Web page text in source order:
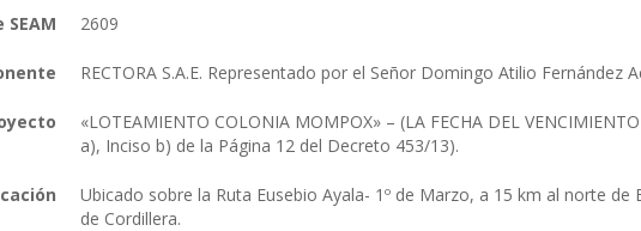
2609
RECTORA S.A.E. Representado por el Señor Domingo Atilio Fernández
«LOTEAMIENTO COLONIA MOMPOX» – (LA FECHA DEL
a), Inciso b) de la Página 12 del Decreto 453/13).
Ubicado sobre la Ruta Eusebio Ayala- 1º de Marzo, a 15 km al norte
de Cordillera.